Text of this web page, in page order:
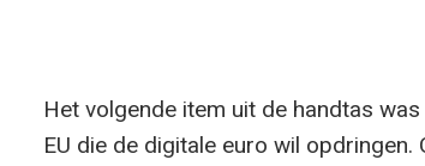
Het volgende item uit de handtas
EU die de digitale euro wil